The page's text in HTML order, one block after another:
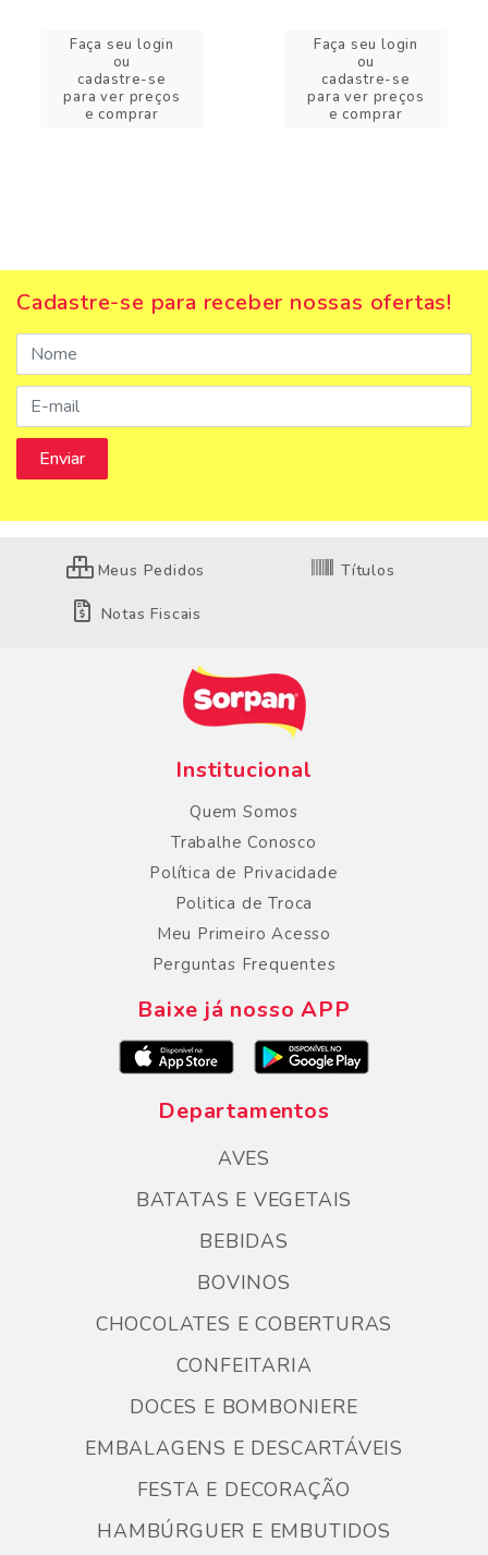
Faça seu login
ou
cadastre-se
para ver preços
e comprar
Faça seu login
ou
cadastre-se
para ver preços
e comprar
Cadastre-se para receber nossas ofertas!
Meus Pedidos Títulos
Notas Fiscais
Institucional
Quem Somos
Trabalhe Conosco
Política de Privacidade
Politica de Troca
Meu Primeiro Acesso
Perguntas Frequentes
Baixe já nosso APP
Departamentos
AVES
BATATAS E VEGETAIS
BEBIDAS
BOVINOS
CHOCOLATES E COBERTURAS
CONFEITARIA
DOCES E BOMBONIERE
EMBALAGENS E DESCARTÁVEIS
FESTA E DECORAÇÃO
HAMBÚRGUER E EMBUTIDOS